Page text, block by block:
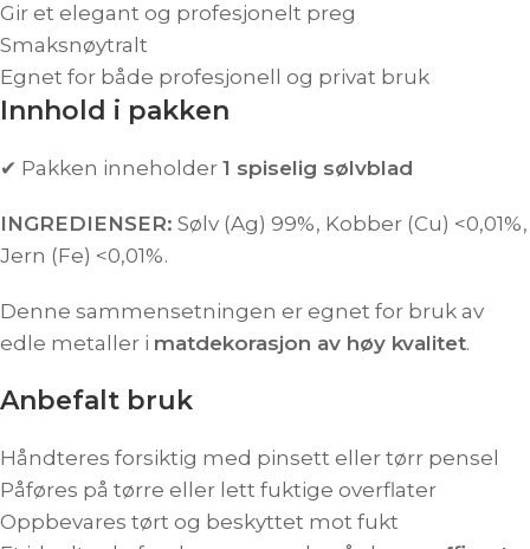
Gir et elegant og profesjonelt preg
Smaksnøytralt
Egnet for både profesjonell og privat bruk
Innhold i pakken
✔ Pakken inneholder 1 spiselig sølvblad
INGREDIENSER: Sølv (Ag) 99%, Kobber (Cu) <0,01%,
Jern (Fe) <0,01%.
Denne sammensetningen er egnet for bruk av
edle metaller i matdekorasjon av høy kvalitet.
Anbefalt bruk
Håndteres forsiktig med pinsett eller tørr pensel
Påføres på tørre eller lett fuktige overflater
Oppbevares tørt og beskyttet mot fukt